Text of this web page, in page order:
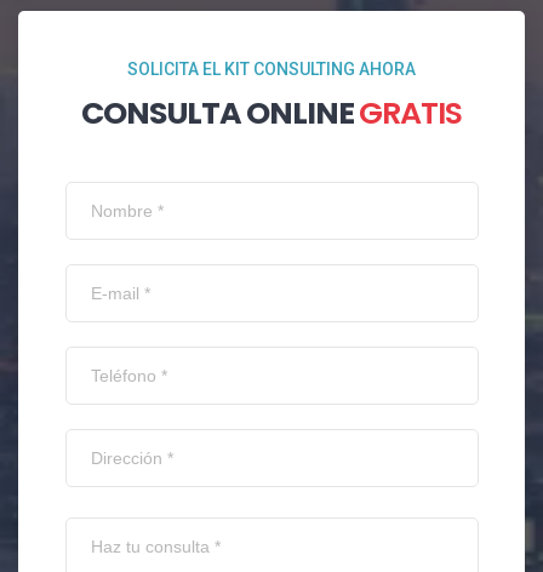
SOLICITA EL KIT CONSULTING AHORA
CONSULTA ONLINEGRATIS